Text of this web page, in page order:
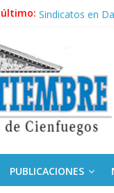
último: Cubanos
Presidentes de
Neo-
PUBLICACIONES